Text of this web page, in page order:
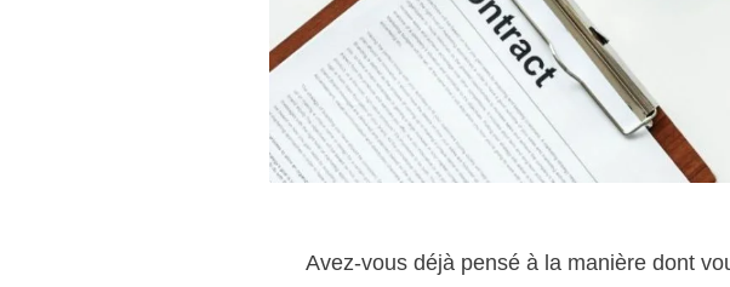
Avez-vous déjà pensé à la manière dont